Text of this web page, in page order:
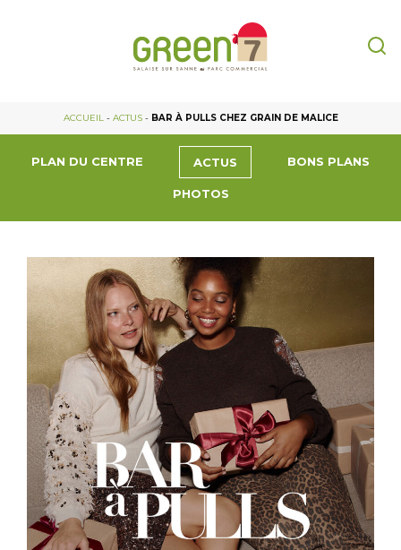
ACCUEIL - ACTUS- BAR À PULLS CHEZ GRAIN DE MALICE
PLAN DU CENTRE ACTUS BONS PLANS
PHOTOS